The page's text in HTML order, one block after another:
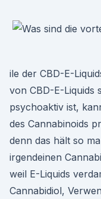
ile der CBD-E-
von CBD-E-Liquids
psychoaktiv ist,
des Cannabinoids
denn das hält so
irgendeinen
weil E-Liquids
Cannabidiol,